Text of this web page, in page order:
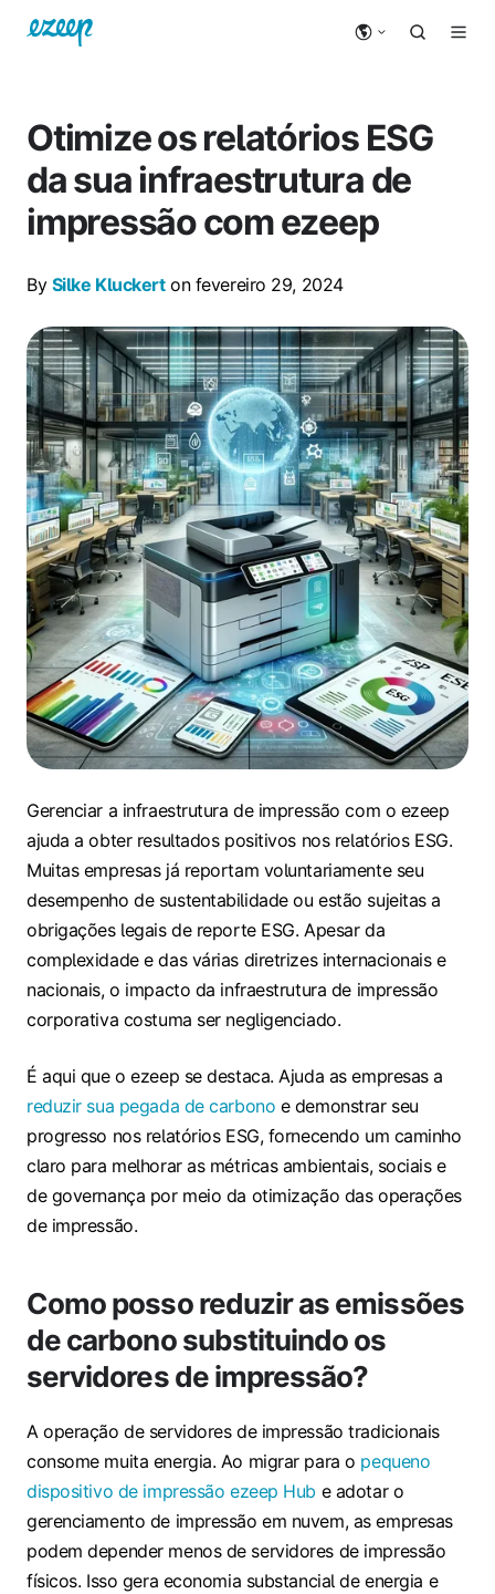
Otimize os relatórios ESG
da sua infraestrutura de
impressão com ezeep
By Silke Kluckerton fevereiro 29, 2024
Gerenciar a infraestrutura de impressão com o ezeep
ajuda a obter resultados positivos nos relatórios ESG.
Muitas empresas já reportam voluntariamente seu
desempenho de sustentabilidade ou estão sujeitas a
obrigações legais de reporte ESG. Apesar da
complexidade e das várias diretrizes internacionais e
nacionais, o impacto da infraestrutura de impressão
corporativa costuma ser negligenciado.
É aqui que o ezeep se destaca. Ajuda as empresas a
reduzir sua pegada de carbono e demonstrar seu
progresso nos relatórios ESG, fornecendo um caminho
claro para melhorar as métricas ambientais, sociais e
de governança por meio da otimização das operações
de impressão.
Como posso reduzir as emissões
de carbono substituindo os
servidores de impressão?
A operação de servidores de impressão tradicionais
consome muita energia. Ao migrar para o pequeno
dispositivo de impressão ezeep Hub e adotar o
gerenciamento de impressão em nuvem, as empresas
podem depender menos de servidores de impressão
físicos. Isso gera economia substancial de energia e